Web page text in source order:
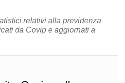
relativi alla previdenza
da Covip e aggiornati a